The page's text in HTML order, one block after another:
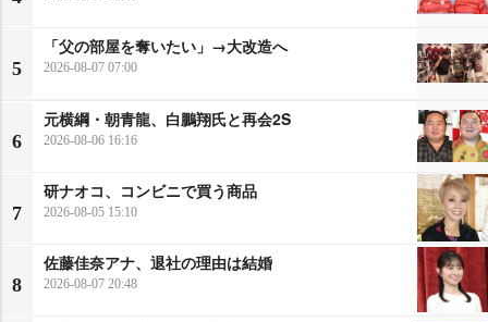
5
「父の部屋を奪いたい」→大改造へ
2026-08-07 07:00
6
元横綱・朝青龍、白鵬翔氏と再会2S
2026-08-06 16:16
7
研ナオコ、コンビニで買う商品
2026-08-05 15:10
8
佐藤佳奈アナ、退社の理由は結婚
2026-08-07 20:48